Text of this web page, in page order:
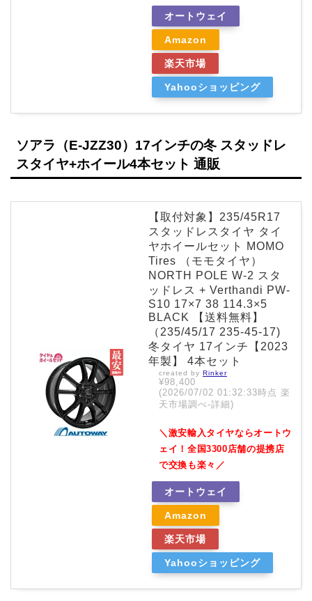
オートウェイ
Amazon
楽天市場
Yahooショッピング
ソアラ（E-JZZ30）17インチの冬 スタッドレ
スタイヤ+ホイール4本セット 通販
【取付対象】235/45R17
スタッドレスタイヤ タイ
ヤホイールセット MOMO
Tires （モモタイヤ）
NORTH POLE W-2 スタ
ッドレス + Verthandi PW-
S10 17×7 38 114.3×5
BLACK 【送料無料】
（235/45/17 235-45-17)
冬タイヤ 17インチ【2023
年製】 4本セット
created by Rinker
¥98,400
(2026/07/02 01:32:33時点 楽
天市場調べ-詳細)
＼激安輸入タイヤならオートウ
ェイ！全国3300店舗の提携店
で交換も楽々／
オートウェイ
Amazon
楽天市場
Yahooショッピング